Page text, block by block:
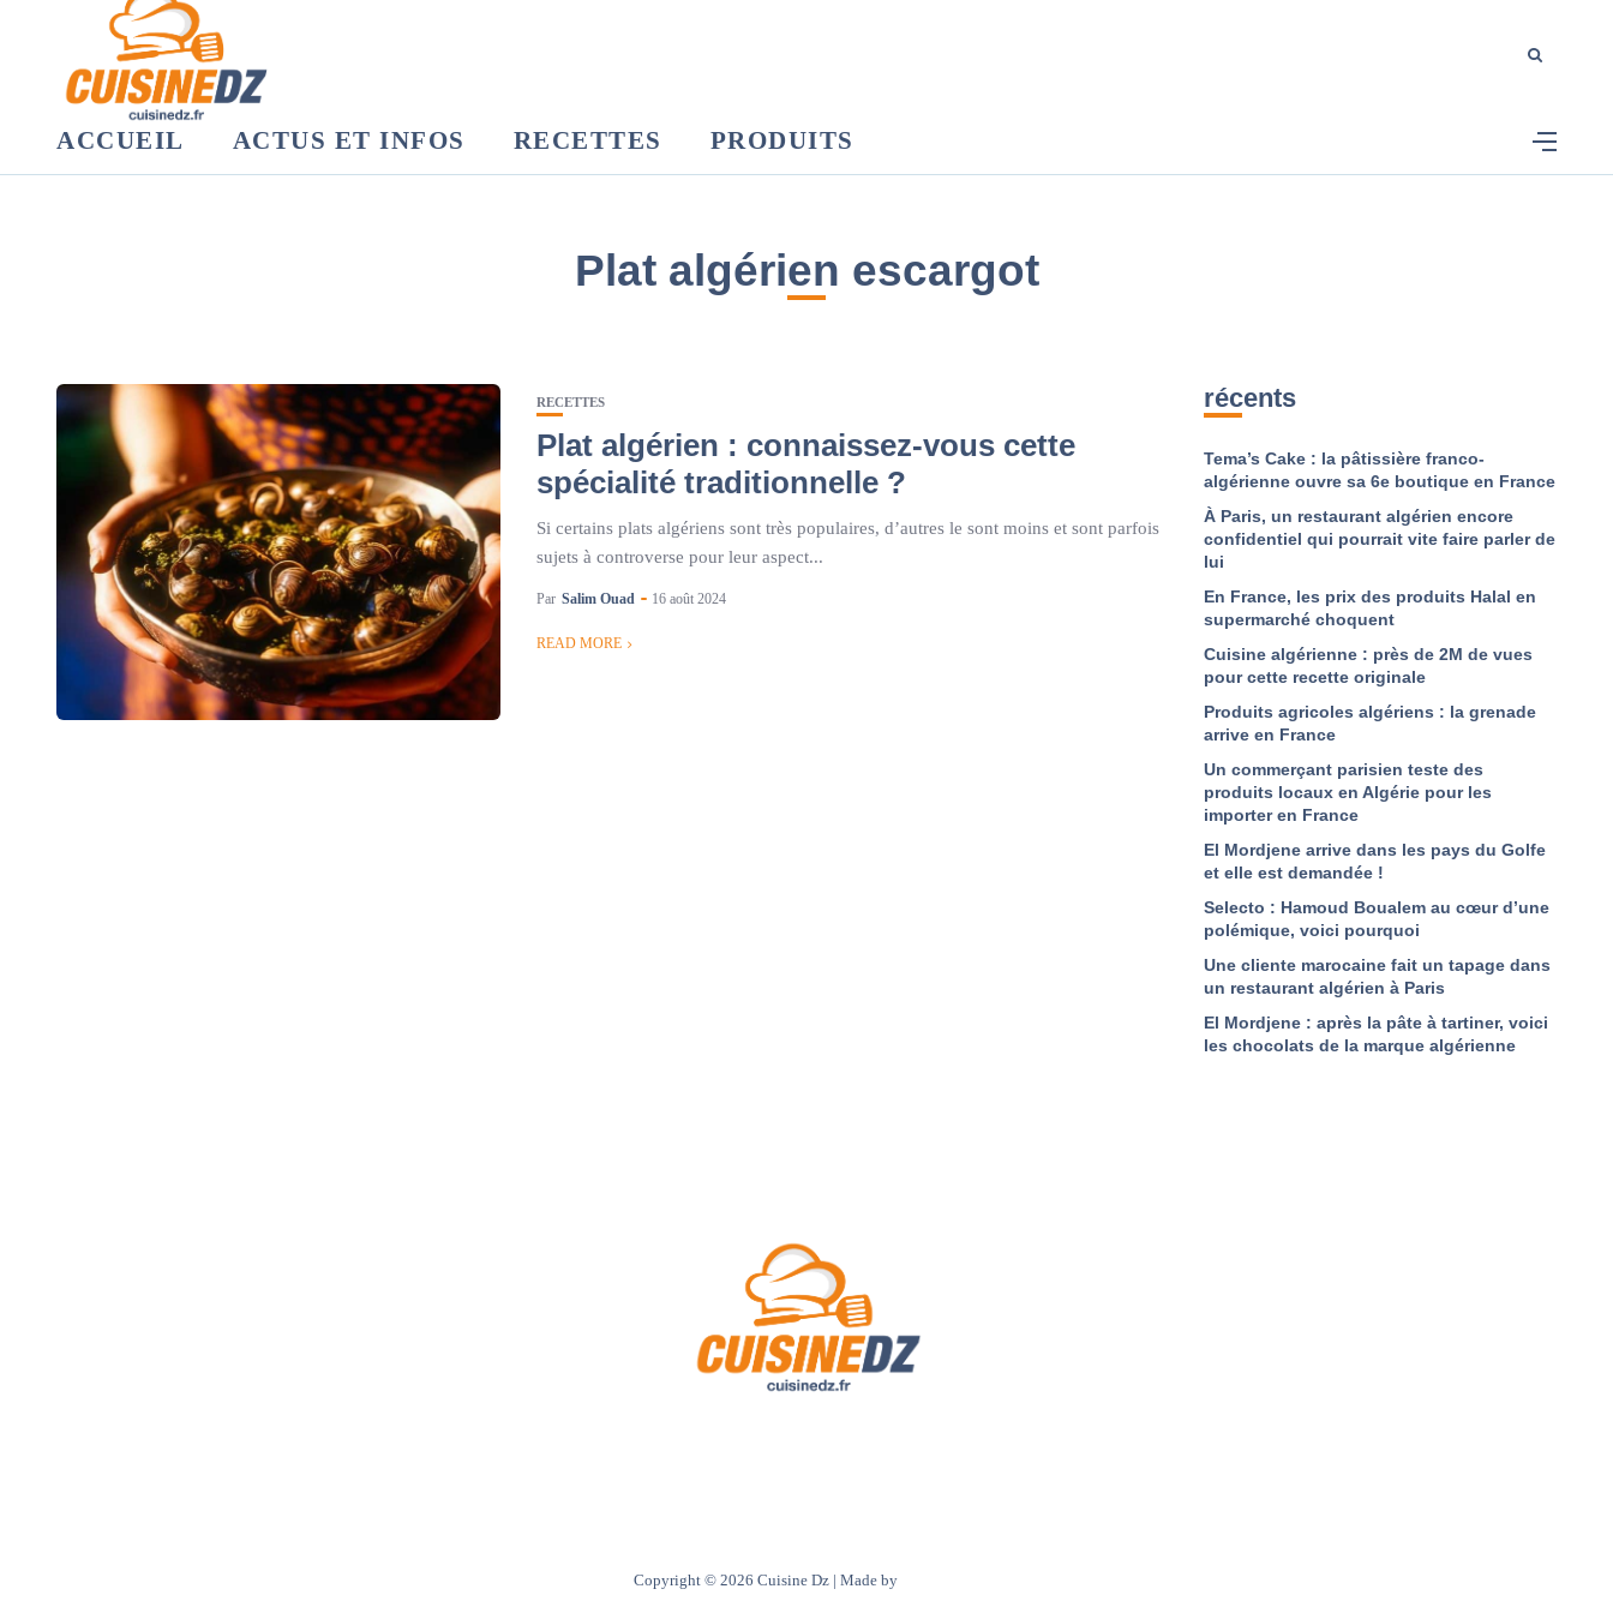
ACCUEIL ACTUS ET INFOS RECETTES PRODUITS
Plat algérien escargot
RECETTES
Plat algérien : connaissez-vous cette
spécialité traditionnelle ?
Si certains plats algériens sont très populaires, d’autres le sont moins et sont parfois
sujets à controverse pour leur aspect...
Par Salim Ouad 16 août 2024
READ MORE
récents
Tema’s Cake : la pâtissière franco-
algérienne ouvre sa 6e boutique en France
À Paris, un restaurant algérien encore
confidentiel qui pourrait vite faire parler de
lui
En France, les prix des produits Halal en
supermarché choquent
Cuisine algérienne : près de 2M de vues
pour cette recette originale
Produits agricoles algériens : la grenade
arrive en France
Un commerçant parisien teste des
produits locaux en Algérie pour les
importer en France
El Mordjene arrive dans les pays du Golfe
et elle est demandée !
Selecto : Hamoud Boualem au cœur d’une
polémique, voici pourquoi
Une cliente marocaine fait un tapage dans
un restaurant algérien à Paris
El Mordjene : après la pâte à tartiner, voici
les chocolats de la marque algérienne
Copyright © 2026 Cuisine Dz | Made by